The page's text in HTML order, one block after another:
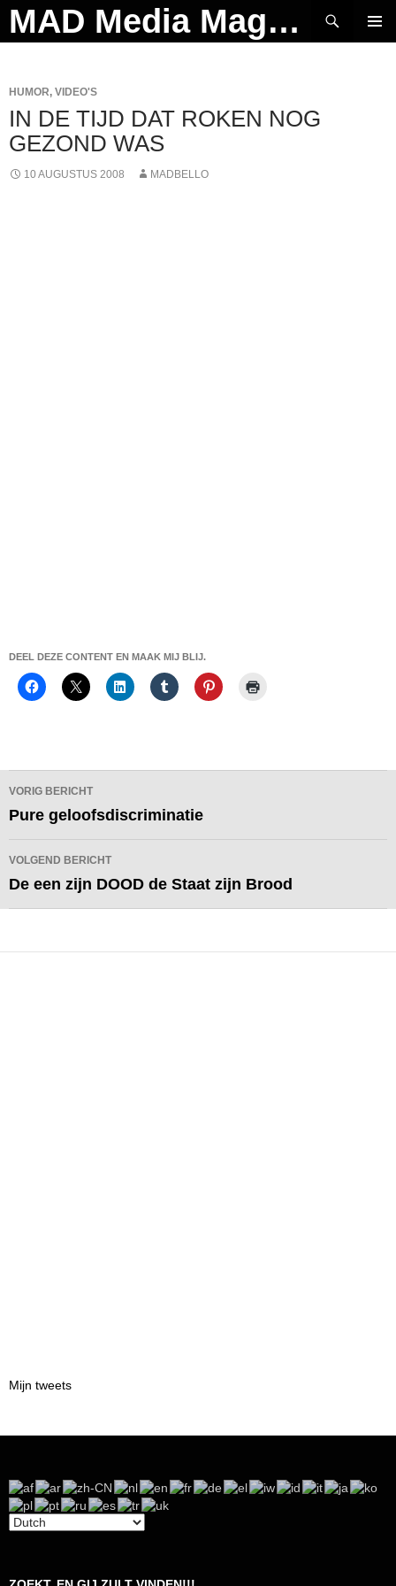
Ga
naar
MAD Media Magazine
Zoeken
HUMOR, VIDEO'S
IN DE TIJD DAT ROKEN NOG
GEZOND WAS
10 AUGUSTUS 2008 MADBELLO
DEEL DEZE CONTENT EN MAAK MIJ BLIJ.
Bericht
navigatie
VORIG BERICHT
Pure geloofsdiscriminatie
VOLGEND BERICHT
De een zijn DOOD de Staat zijn Brood
Mijn tweets